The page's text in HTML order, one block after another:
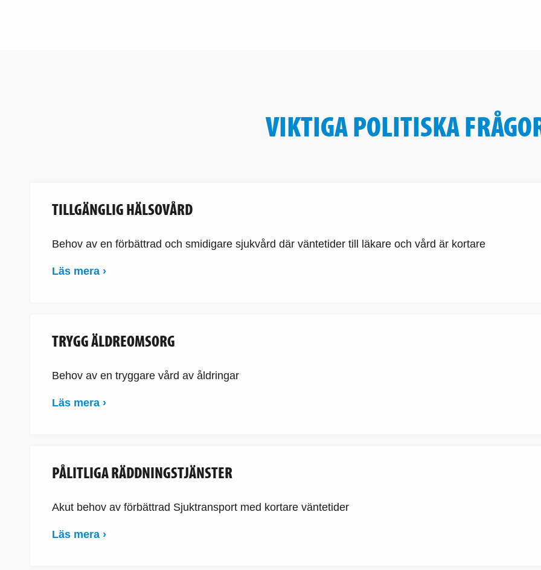
VIKTIGA POLITISKA
TILLGÄNGLIG HÄLSOVÅRD
Behov av en förbättrad och smidigare sjukvård där väntetider till läkare och vård är kortare
Läs mera ›
TRYGG ÄLDREOMSORG
Behov av en tryggare vård av åldringar
Läs mera ›
PÅLITLIGA RÄDDNINGSTJÄNSTER
Akut behov av förbättrad Sjuktransport med kortare väntetider
Läs mera ›